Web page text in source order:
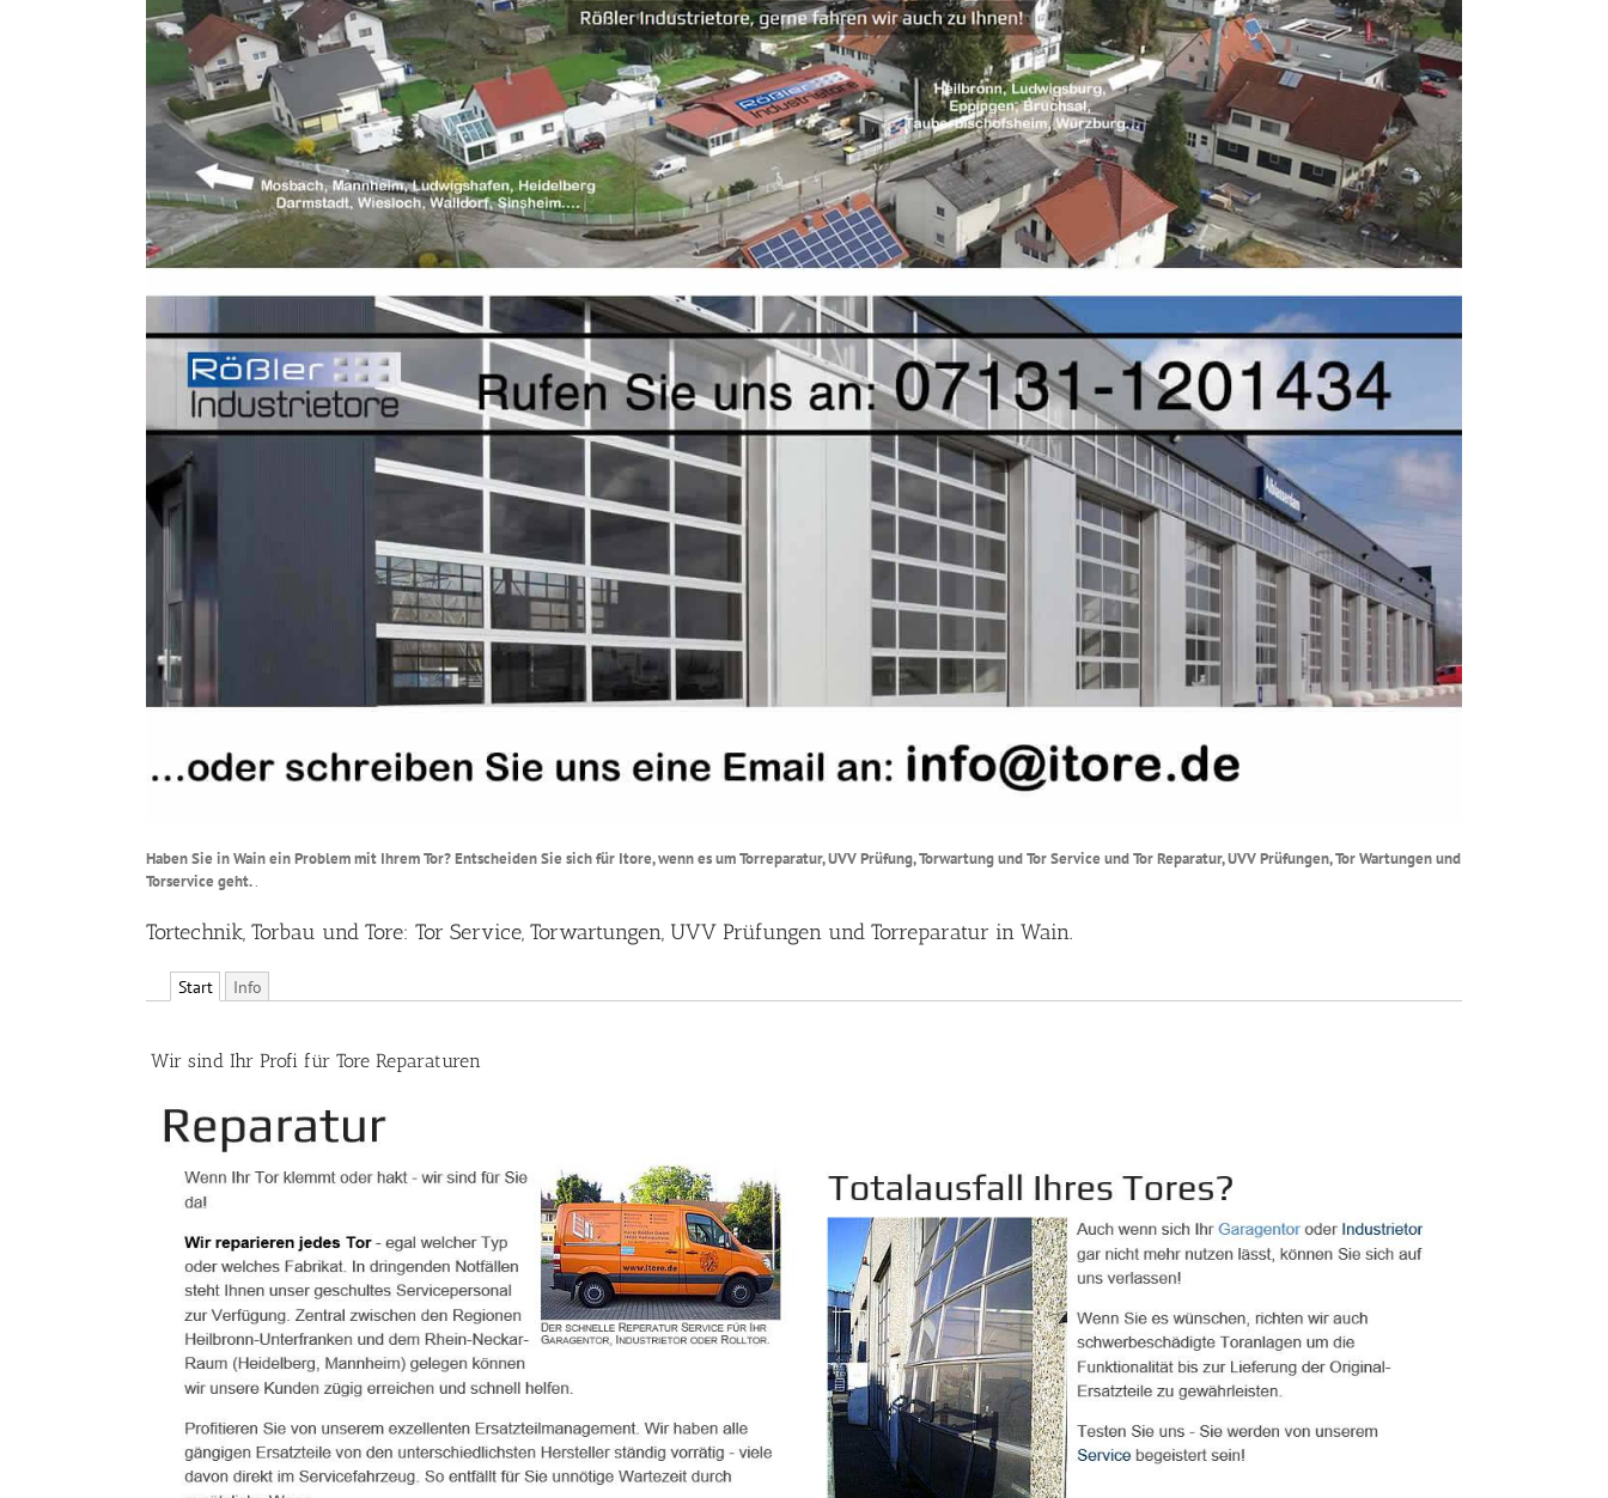
Haben Sie in Wain ein Problem mit Ihrem Tor? Entscheiden Sie sich für Itore, wenn es um Torreparatur, UVV Prüfung, Torwartung und Tor Service und Tor Reparatur, UVV Prüfungen, Tor Wartungen und
Torservice geht..
Tortechnik, Torbau und Tore: Tor Service, Torwartungen, UVV Prüfungen und Torreparatur in Wain.
Start Info
Wir sind Ihr Profi für Tore Reparaturen